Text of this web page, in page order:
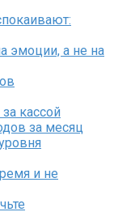
эмоции, а не на
кассой
за месяц
и не